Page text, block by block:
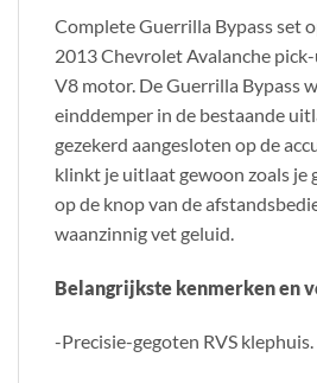
Complete Guerrilla Bypass set
2013 Chevrolet Avalanche
V8 motor. De Guerrilla Bypass
einddemper in de bestaande
gezekerd aangesloten op de
klinkt je uitlaat gewoon zoals je
op de knop van de
waanzinnig vet geluid.
Belangrijkste kenmerken en
-Precisie-gegoten RVS klephuis.